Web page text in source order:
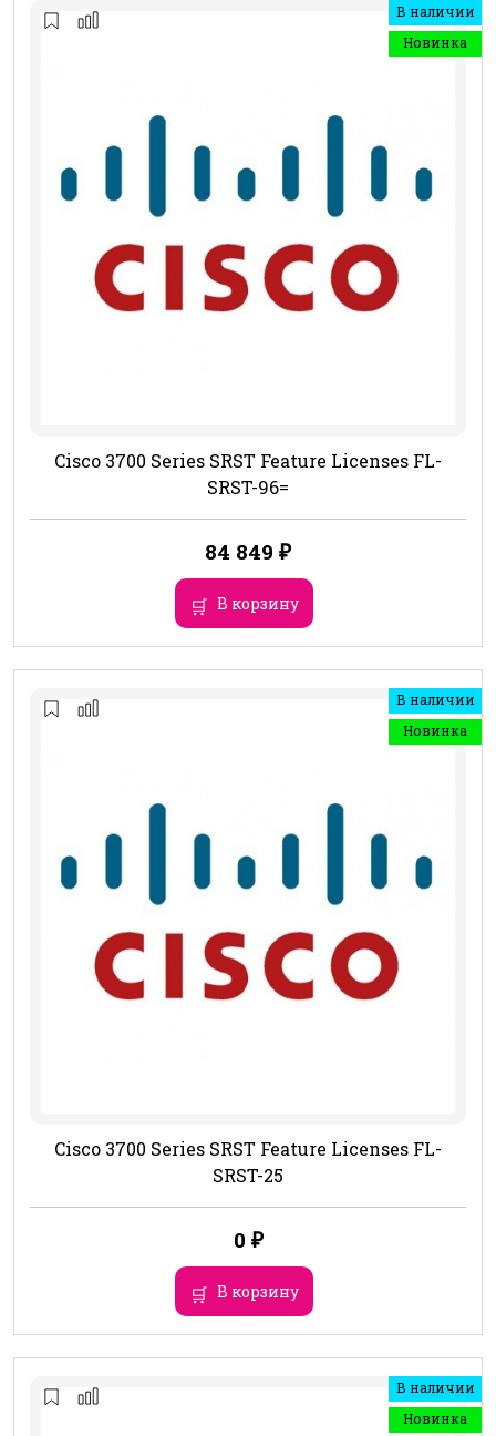
В наличии
Новинка
Cisco 3700 Series SRST Feature Licenses FL-
SRST-96=
84 849 ₽
В корзину
В наличии
Новинка
Cisco 3700 Series SRST Feature Licenses FL-
SRST-25
0 ₽
В корзину
В наличии
Новинка